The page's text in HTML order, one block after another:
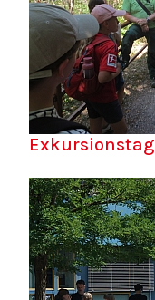
Exkursionstag